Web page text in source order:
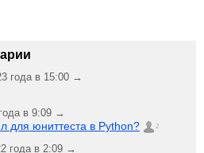
года в 15:00 →
в 9:09 →
для юниттеста в Python? 2
года в 2:09 →